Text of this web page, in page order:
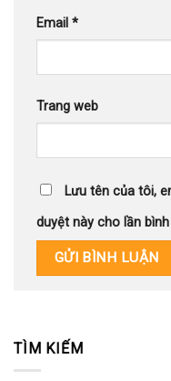
Email *
Trang web
Lưu tên của tôi,
duyệt này cho lần
TÌM KIẾM